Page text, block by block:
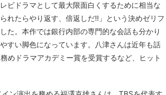
ビドラマとして最大限面白くするために相当な
れたらやり返す、倍返しだ!!」という決めゼリフ
た。本作では銀行内部の専門的な会話も分かり
すい脚色になっています。八津さんは近年も話
めドラマアカデミー賞を受賞するなど、ヒット